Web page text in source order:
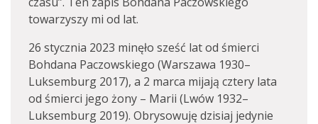
towarzyszy mi od lat.
26 stycznia 2023 minęło sześć lat od śmierci
Bohdana Paczowskiego (Warszawa 1930–
Luksemburg 2017), a 2 marca mijają cztery lata
od śmierci jego żony – Marii (Lwów 1932–
Luksemburg 2019). Obrysowuję dzisiaj jedynie